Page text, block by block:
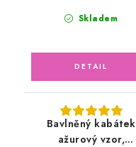
Skladem
Bavlněný kabátek
ažurový vzor,